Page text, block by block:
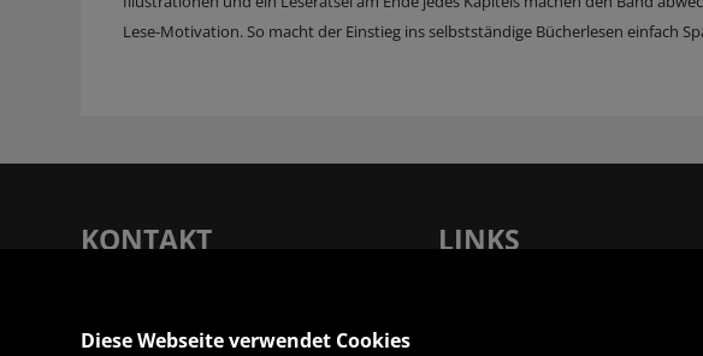
Lese-Motivation. So macht der Einstieg ins selbstständige Bücherlesen einfach
KONTAKT
Dreifaltigkeitsgasse 12, 5020 Salzburg
LINKS
Diese Webseite verwendet Cookies